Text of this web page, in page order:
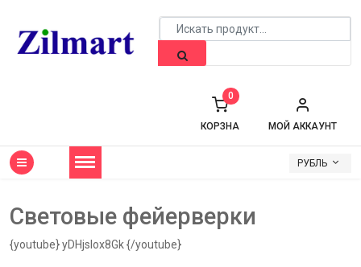
МОЙ АККАУНТ
КОРЗНА
0
РУБЛЬ
Световые фейерверки
{youtube} yDHjsIox8Gk {/youtube}